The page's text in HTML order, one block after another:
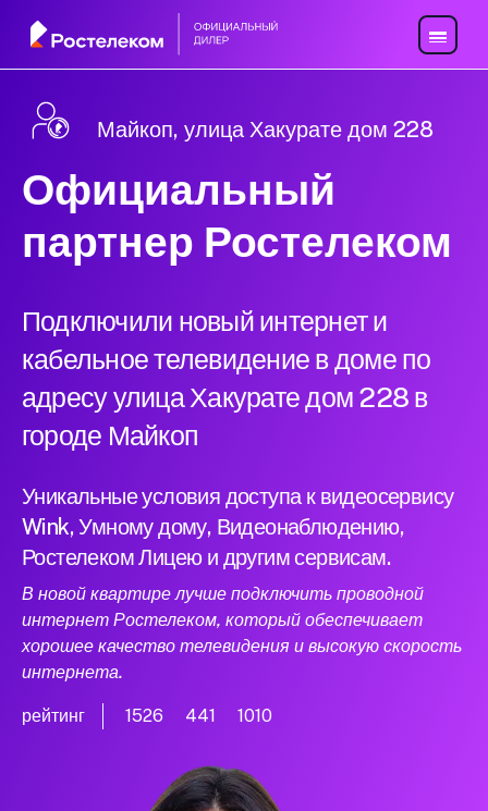
Майкоп, улица Хакурате дом 228
Официальный
партнер Ростелеком
Подключили новый интернет и
кабельное телевидение в доме по
адресу улица Хакурате дом 228 в
городе Майкоп
Уникальные условия доступа к видеосервису
Wink, Умному дому, Видеонаблюдению,
Ростелеком Лицею и другим сервисам.
В новой квартире лучше подключить проводной
интернет Ростелеком, который обеспечивает
хорошее качество телевидения и высокую скорость
интернета.
рейтинг 1526 441 1010